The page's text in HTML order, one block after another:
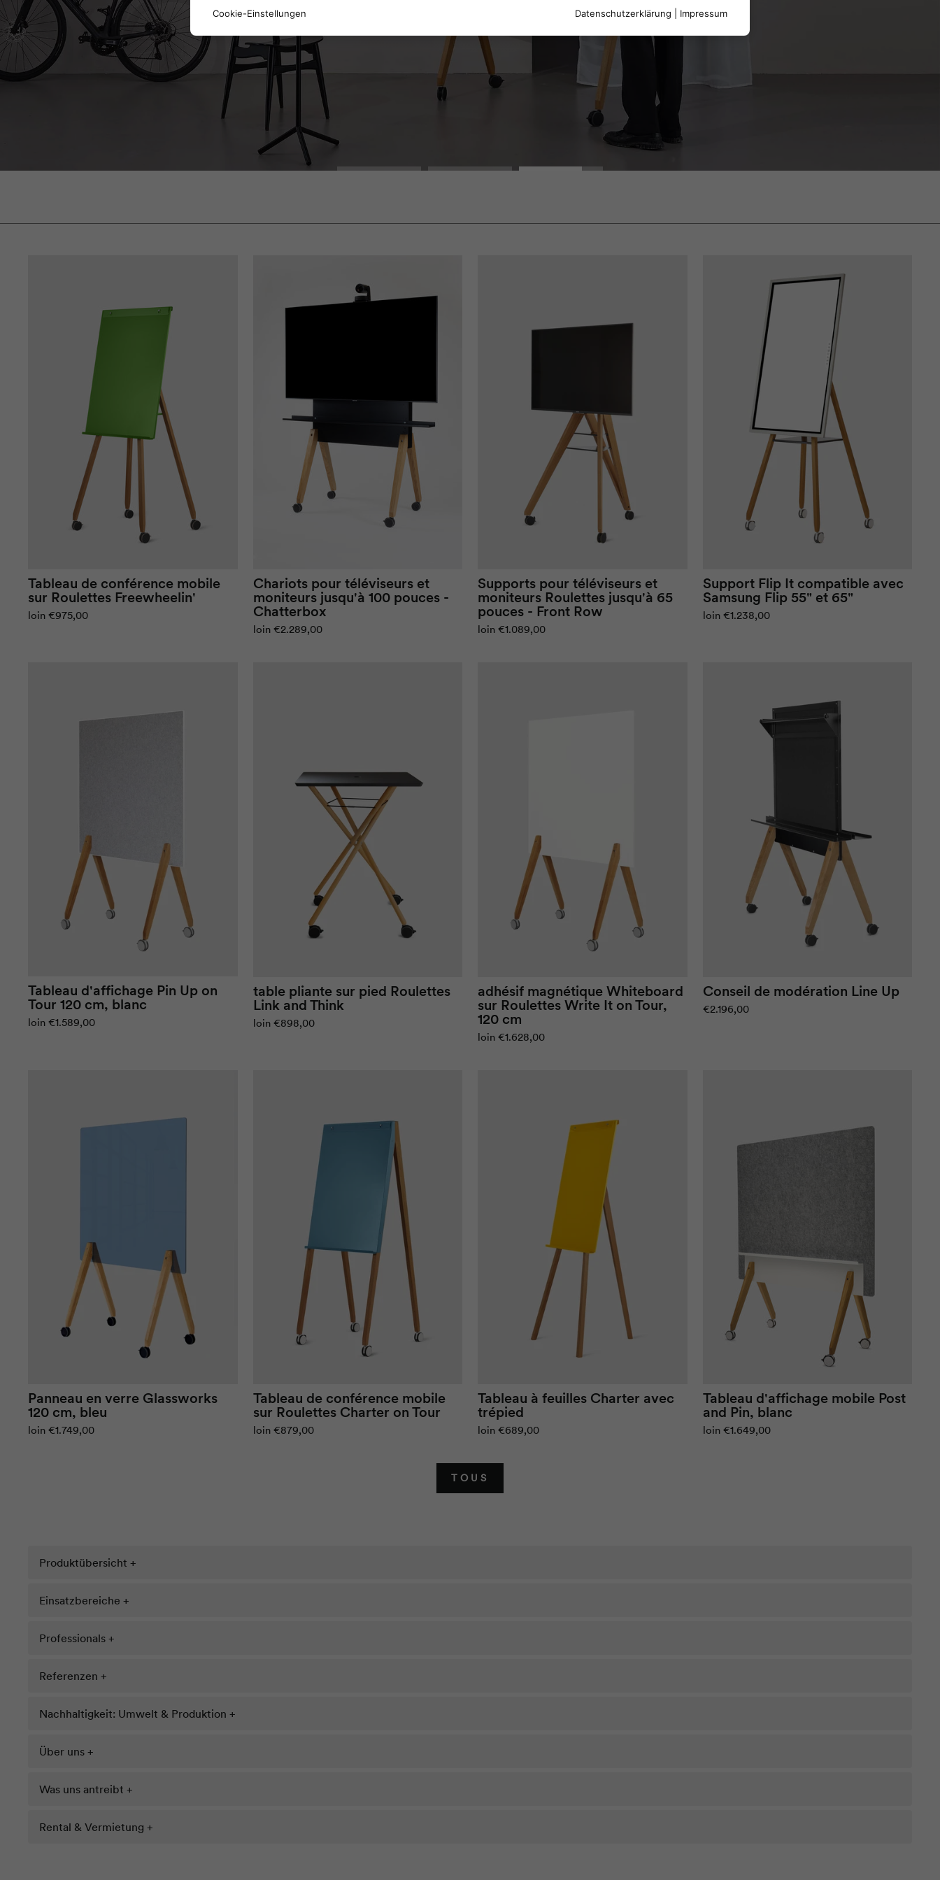
Cookie-Einstellungen Datenschutzerklärung Impressum
Tableau de conférence mobile
sur Roulettes Freewheelin'
loin €975,00
Chariots pour téléviseurs et
moniteurs jusqu'à 100 pouces -
Chatterbox
loin €2.289,00
Supports pour téléviseurs et
moniteurs Roulettes jusqu'à 65
pouces - Front Row
loin €1.089,00
Support Flip It compatible avec
Samsung Flip 55" et 65"
loin €1.238,00
Tableau d'affichage Pin Up on
Tour 120 cm, blanc
loin €1.589,00
table pliante sur pied Roulettes
Link and Think
loin €898,00
adhésif magnétiqueWhiteboard
sur RoulettesWrite It on Tour,
120 cm
loin €1.628,00
Conseil de modération Line Up
€2.196,00
Panneau en verre Glassworks
120 cm, bleu
loin €1.749,00
Tableau de conférence mobile
sur Roulettes Charter on Tour
loin €879,00
Tableau à feuilles Charter avec
trépied
loin €689,00
Tableau d'affichage mobile Post
and Pin, blanc
loin €1.649,00
TOUS
Produktübersicht +
Einsatzbereiche +
Professionals +
Referenzen +
Nachhaltigkeit: Umwelt & Produktion +
Über uns +
Was uns antreibt +
Rental & Vermietung +